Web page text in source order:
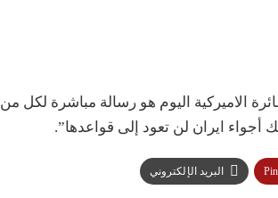
الاميركية اليوم هو رسالة مباشرة لكل من
أجواء ايران لن تعود إلى قواعدها”.
البريد الإلكتروني